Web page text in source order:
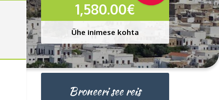
1,580.00€
Ühe inimese kohta
Broneeri see reis